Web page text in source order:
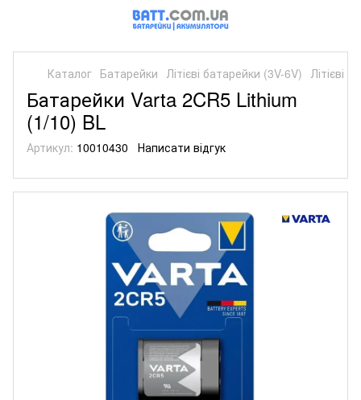
Каталог Батарейки Літієві батарейки (3V-6V) Літієві
Батарейки Varta 2CR5 Lithium
(1/10) BL
Артикул: 10010430 Написати відгук